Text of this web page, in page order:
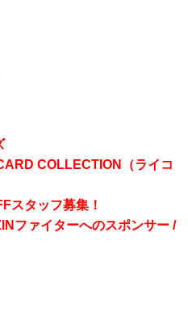
COLLECTION（ライコ
スタッフ募集！
ファイターへのスポンサー /